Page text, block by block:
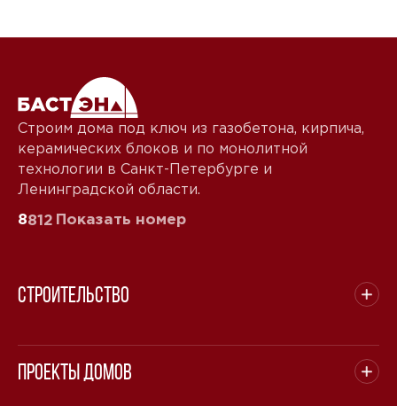
Строим дома под ключ из газобетона, кирпича,
керамических блоков и по монолитной
технологии в Санкт-Петербурге и
Ленинградской области.
8812 Показать номер
Строительство
Проекты домов